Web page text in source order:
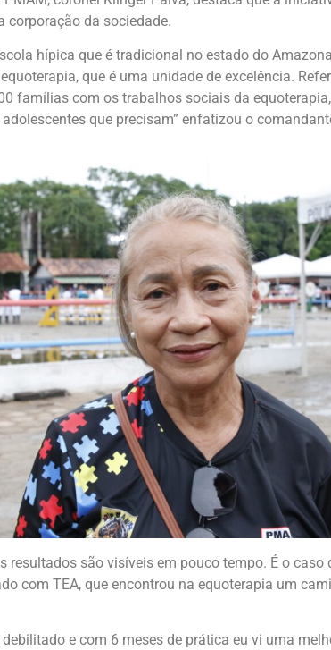
corporação da sociedade.
hípica que é tradicional no estado do
que é uma unidade de excelência.
famílias com os trabalhos sociais da
que precisam” enfatizou o
resultados são visíveis em pouco tempo. É o caso
com TEA, que encontrou na equoterapia um
debilitado e com 6 meses de prática eu vi uma